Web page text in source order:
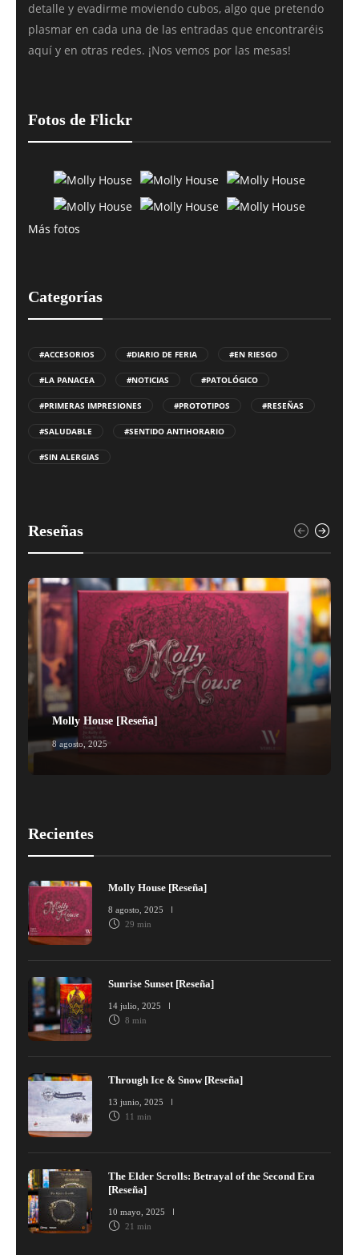
detalle y evadirme moviendo cubos, algo que pretendo
plasmar en cada una de las entradas que encontraréis
aquí y en otras redes. ¡Nos vemos por las mesas!
Fotos de Flickr
Más fotos
Categorías
#ACCESORIOS #DIARIO DE FERIA #EN RIESGO
#LA PANACEA #NOTICIAS #PATOLÓGICO
#PRIMERAS IMPRESIONES #PROTOTIPOS #RESEÑAS
#SALUDABLE #SENTIDO ANTIHORARIO
#SIN ALERGIAS
Reseñas
Molly House [Reseña]
8 agosto, 2025
Recientes
Molly House [Reseña]
8 agosto, 2025
29 min
Sunrise Sunset [Reseña]
14 julio, 2025
8 min
Through Ice & Snow [Reseña]
13 junio, 2025
11 min
The Elder Scrolls: Betrayal of the Second Era
[Reseña]
10 mayo, 2025
21 min